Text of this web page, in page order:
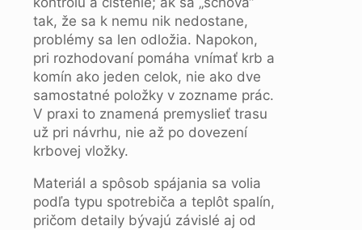
tak, že sa k nemu nik nedostane,
problémy sa len odložia. Napokon,
pri rozhodovaní pomáha vnímať krb a
komín ako jeden celok, nie ako dve
samostatné položky v zozname prác.
V praxi to znamená premyslieť trasu
už pri návrhu, nie až po dovezení
krbovej vložky.
Materiál a spôsob spájania sa volia
podľa typu spotrebiča a teplôt spalín,
pričom detaily bývajú závislé aj od